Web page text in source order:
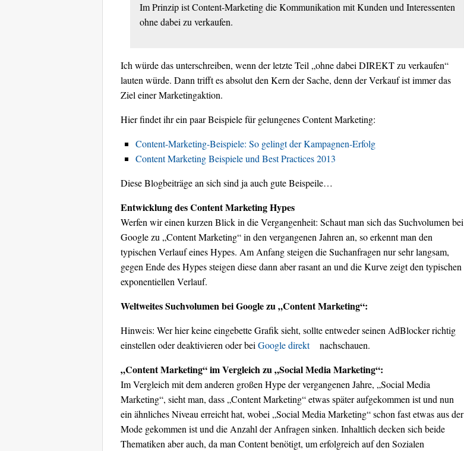
Im Prinzip ist Content-Marketing die Kommunikation mit Kunden und Interessenten
ohne dabei zu verkaufen.
Ich würde das unterschreiben, wenn der letzte Teil „ohne dabei DIREKT zu verkaufen“
lauten würde. Dann trifft es absolut den Kern der Sache, denn der Verkauf ist immer das
Ziel einer Marketingaktion.
Hier findet ihr ein paar Beispiele für gelungenes Content Marketing:
Content-Marketing-Beispiele: So gelingt der Kampagnen-Erfolg
Content Marketing Beispiele und Best Practices 2013
Diese Blogbeiträge an sich sind ja auch gute Beispeile…
Entwicklung des Content Marketing Hypes
Werfen wir einen kurzen Blick in die Vergangenheit: Schaut man sich das Suchvolumen bei
Google zu „Content Marketing“ in den vergangenen Jahren an, so erkennt man den
typischen Verlauf eines Hypes. Am Anfang steigen die Suchanfragen nur sehr langsam,
gegen Ende des Hypes steigen diese dann aber rasant an und die Kurve zeigt den typischen
exponentiellen Verlauf.
Weltweites Suchvolumen bei Google zu „Content Marketing“:
Hinweis: Wer hier keine eingebette Grafik sieht, sollte entweder seinen AdBlocker richtig
einstellen oder deaktivieren oder beiGoogle direkt nachschauen.
„Content Marketing“ im Vergleich zu „Social Media Marketing“:
Im Vergleich mit dem anderen großen Hype der vergangenen Jahre, „Social Media
Marketing“, sieht man, dass „Content Marketing“ etwas später aufgekommen ist und nun
ein ähnliches Niveau erreicht hat, wobei „Social Media Marketing“ schon fast etwas aus der
Mode gekommen ist und die Anzahl der Anfragen sinken. Inhaltlich decken sich beide
Thematiken aber auch, da man Content benötigt, um erfolgreich auf den Sozialen